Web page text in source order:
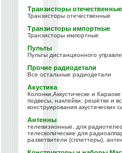
Транзисторы отечественные
Транзисторы отечественные
Транзисторы импортные
Транзисторы импортные
Пульты
Пульты дистанционного
Прочие радиодетали
Все остальные радиодетали
Акустика
Колонки,Аккустическе и
подвесы, наклейки, решётки и
конструирования акустических
Антенны
телевизионные, для
телескопические для
разветвители (сплиттеры),